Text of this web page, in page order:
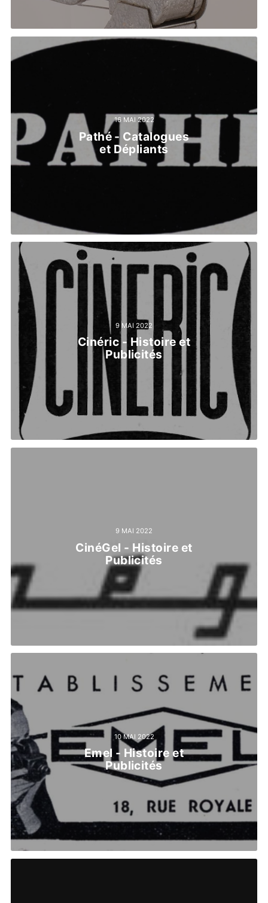
16 MAI 2022
Pathé - Catalogues
et Dépliants
9 MAI 2022
Cinéric - Histoire et
Publicités
9 MAI 2022
CinéGel - Histoire et
Publicités
10 MAI 2022
Emel - Histoire et
Publicités